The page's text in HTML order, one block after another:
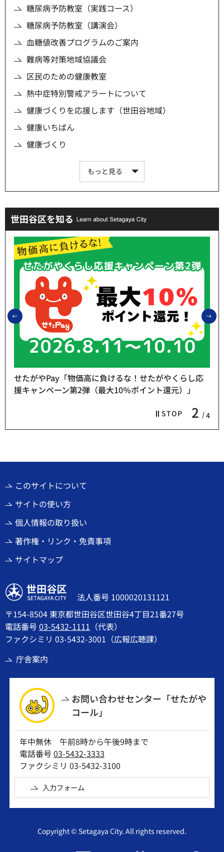
糖尿病予防教室（実践コース）
糖尿病予防教室（講演会）
血糖値改善プログラムのご案内
難病等対策地域協議会
区民のための健康教室
熱中症特別警戒アラートについて
健康づくりを応援します（世田谷地域）
健康いちばん
健康づくり
もっと見る
世田谷区を知る
前のスライドを表示
STOP 2 4
せたがやPay「物価高に負けるな！せたがやくらし応
援キャンペーン第2弾（最大10％ポイント還元）」
このサイトについて
サイトの使い方
個人情報の取り扱い
著作権・リンク・免責事項
サイトマップ
世田谷区
法人番号 1000020131121
〒154-8504 東京都世田谷区世田谷4丁目21番27号
電話番号03-5432-1111 （代表）
ファクシミリ 03-5432-3001（広報広聴課）
庁舎案内
お問い合わせセンター「せたがや
コール」
年中無休 午前8時から午後9時まで
電話番号03-5432-3333
ファクシミリ 03-5432-3100
入力フォーム
Copyright © Setagaya City. All rights reserved.